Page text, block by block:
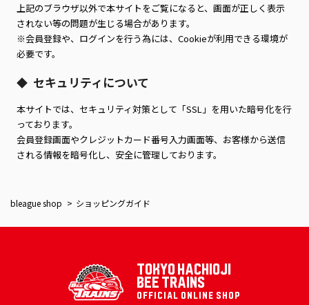
上記のブラウザ以外で本サイトをご覧になると、画面が正しく表示
されない等の問題が生じる場合があります。
※会員登録や、ログインを行う為には、Cookieが利用できる環境が
必要です。
◆ セキュリティについて
本サイトでは、セキュリティ対策として「SSL」を用いた暗号化を行
っております。
会員登録画面やクレジットカード番号入力画面等、お客様から送信
される情報を暗号化し、安全に管理しております。
bleague shop ショッピングガイド
TOKYO HACHIOJI
BEE TRAINS
OFFICIAL ONLINE SHOP